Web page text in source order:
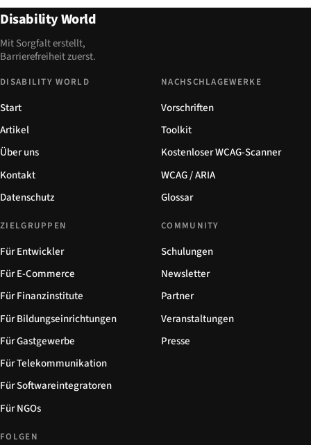
Disability World
Mit Sorgfalt erstellt,
Barrierefreiheit zuerst.
DISABILITY WORLD
Start
Artikel
Über uns
Kontakt
Datenschutz
NACHSCHLAGEWERKE
Vorschriften
Toolkit
Kostenloser WCAG-Scanner
WCAG / ARIA
Glossar
ZIELGRUPPEN
Für Entwickler
Für E-Commerce
Für Finanzinstitute
Für Bildungseinrichtungen
Für Gastgewerbe
Für Telekommunikation
Für Softwareintegratoren
Für NGOs
COMMUNITY
Schulungen
Newsletter
Partner
Veranstaltungen
Presse
FOLGEN